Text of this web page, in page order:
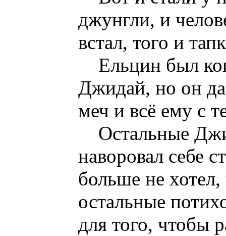
джунгли, и
встал, того и
Ельцин был
Джидай, но он
меч и всё ему с
Остальные
наворовал себе
больше не хотел,
остальные
для того, чтобы